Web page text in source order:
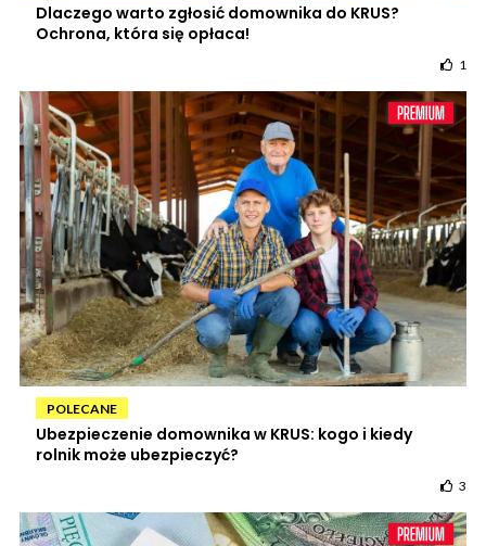
Dlaczego warto zgłosić domownika do KRUS?
Ochrona, która się opłaca!
1
POLECANE
Ubezpieczenie domownika w KRUS: kogo i kiedy
rolnik może ubezpieczyć?
3